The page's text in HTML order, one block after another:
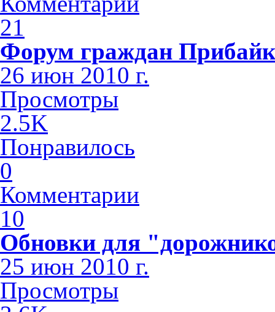
21
Форум граждан
26 июн 2010 г.
Просмотры
2.5K
Понравилось
0
Комментарии
10
Обновки для
25 июн 2010 г.
Просмотры